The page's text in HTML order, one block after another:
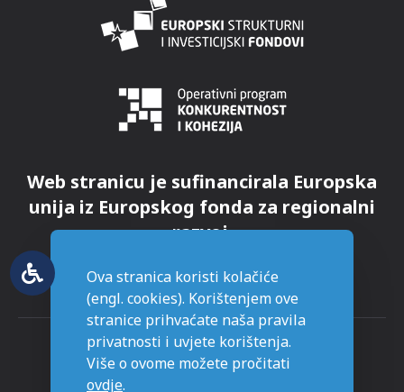
Web stranicu je sufinancirala Europska
unija iz Europskog fonda za regionalni
razvoj.
Ova stranica koristi kolačiće
(engl. cookies). Korištenjem ove
stranice prihvaćate naša pravila
privatnosti i uvjete korištenja.
Više o ovome možete pročitati
ovdje.